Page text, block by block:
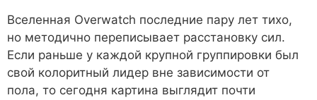
Вселенная Overwatch последние пару лет тихо,
но методично переписывает расстановку сил.
Если раньше у каждой крупной группировки был
свой колоритный лидер вне зависимости от
пола, то сегодня картина выглядит почти